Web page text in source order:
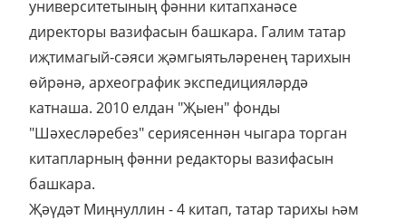
университетының фәнни китапханәсе
директоры вазифасын башкара. Галим татар
иҗтимагый-сәяси җәмгыятьләренең тарихын
өйрәнә, археографик экспедицияләрдә
катнаша. 2010 елдан "Җыен" фонды
"Шәхесләребез" сериясеннән чыгара торган
китапларның фәнни редакторы вазифасын
башкара.
Җәүдәт Миңнуллин - 4 китап, татар тарихы һәм